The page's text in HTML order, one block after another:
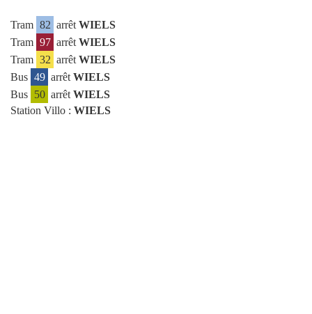
Tram 82 arrêt WIELS
Tram 97 arrêt WIELS
Tram 32 arrêt WIELS
Bus 49 arrêt WIELS
Bus 50 arrêt WIELS
Station Villo : WIELS